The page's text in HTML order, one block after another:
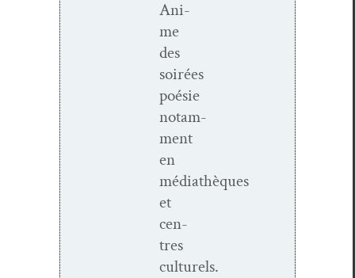
Ani­
me
des
soirées
poésie
notam­
ment
en
médiathèques
et
cen­
tres
culturels.